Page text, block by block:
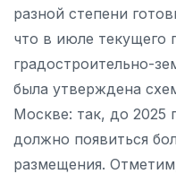
разной степени
что в июле текущего
градостроительно-
была утверждена
Москве: так, до 2025
должно появиться
размещения.